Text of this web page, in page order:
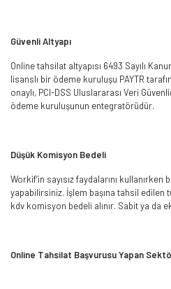
Güvenli Altyapı
Online tahsilat altyapısı 6493 Sayılı
lisanslı bir ödeme kuruluşu PAYTR
onaylı, PCI-DSS Uluslararası Veri
ödeme kuruluşunun entegratörüdür.
Düşük Komisyon Bedeli
Workif’in sayısız faydalarını
yapabilirsiniz. İşlem başına tahsil edilen
kdv komisyon bedeli alınır. Sabit ya da
Online Tahsilat Başvurusu Yapan